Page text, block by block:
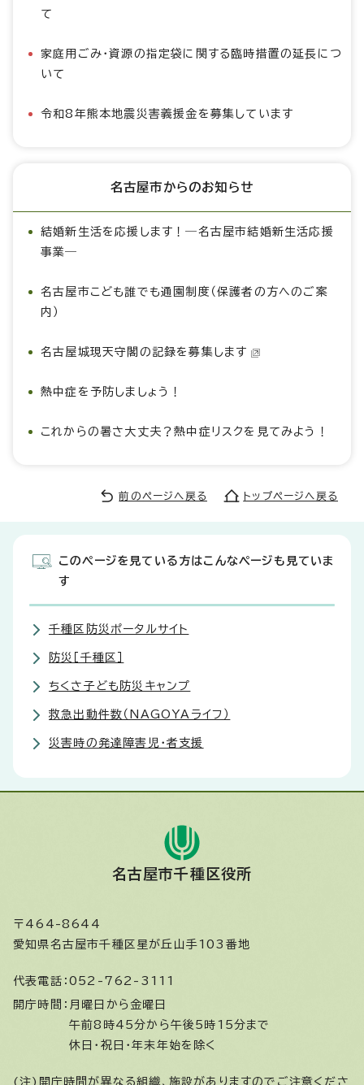
て
家庭用ごみ・資源の指定袋に関する臨時措置の延長につ
いて
令和8年熊本地震災害義援金を募集しています
名古屋市からのお知らせ
結婚新生活を応援します！―名古屋市結婚新生活応援
事業―
名古屋市こども誰でも通園制度（保護者の方へのご案
内）
名古屋城現天守閣の記録を募集します
熱中症を予防しましょう！
これからの暑さ大丈夫？熱中症リスクを見てみよう！
前のページへ戻る トップページへ戻る
このページを見ている方はこんなページも見ていま
す
千種区防災ポータルサイト
防災［千種区］
ちくさ子ども防災キャンプ
救急出動件数（NAGOYAライフ）
災害時の発達障害児・者支援
名古屋市千種区役所
〒464-8644
愛知県名古屋市千種区星が丘山手103番地
代表電話： 052-762-3111
開庁時間： 月曜日から金曜日
午前8時45分から午後5時15分まで
休日・祝日・年末年始を除く
(注)開庁時間が異なる組織、施設がありますのでご注意くださ